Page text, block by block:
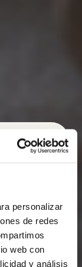
personalizar
de redes
web con
y análisis